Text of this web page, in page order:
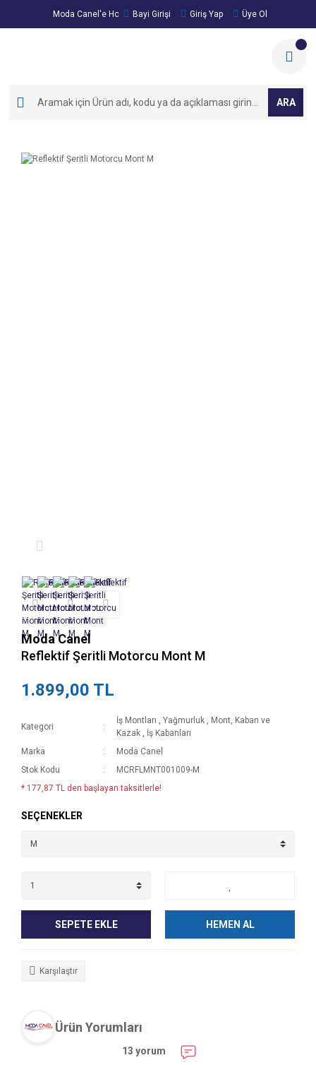
Moda Canel'e Hoşgeldiniz!
Bayi Girişi Giriş Yap Üye Ol
ARA
Moda Canel
Reflektif Şeritli Motorcu Mont M
1.899,00 TL
Kategori
İş Montları ,Yağmurluk , Mont, Kaban ve
Kazak , İş Kabanları
Marka
Moda Canel
Stok Kodu
MCRFLMNT001009-M
* 177,87 TL den başlayan taksitlerle!
SEÇENEKLER
SEPETE EKLE HEMEN AL
Karşılaştır
Ürün Yorumları
13 yorum